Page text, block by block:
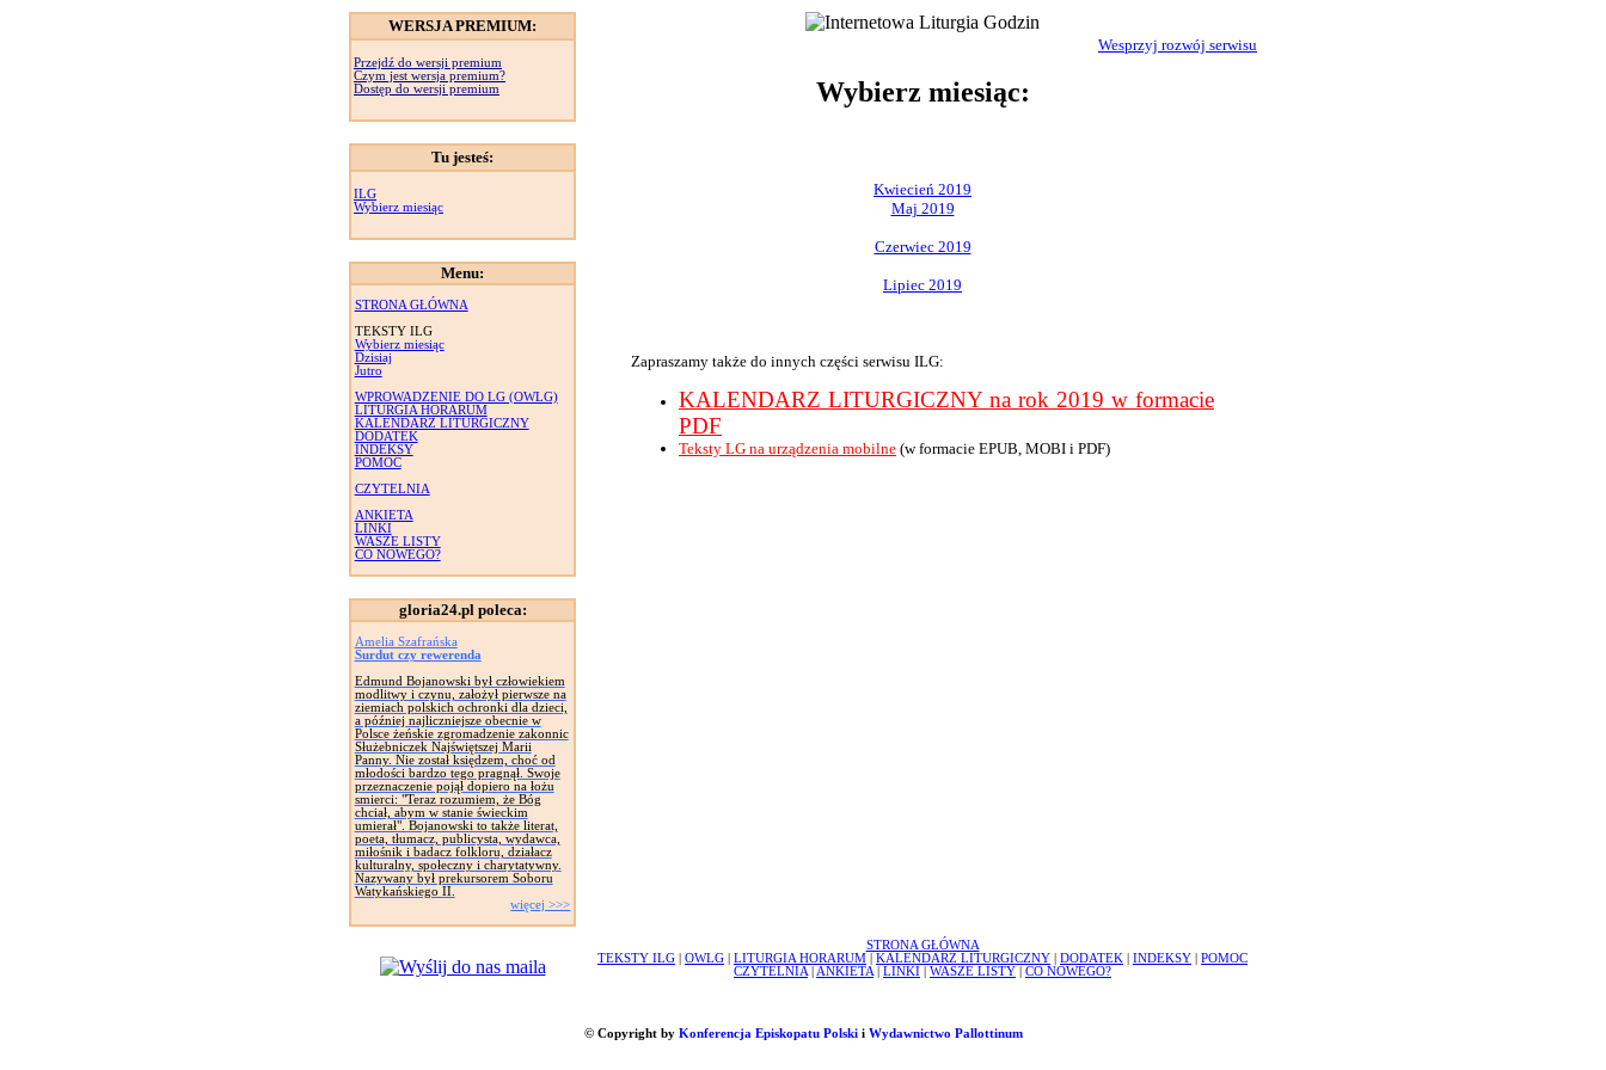
WERSJA PREMIUM:
Przejdź do wersji premium
Czym jest wersja premium?
Dostęp do wersji premium
Tu jesteś:
ILG
Wybierz miesiąc
Menu:
STRONA GŁÓWNA
TEKSTY ILG
Wybierz miesiąc
Dzisiaj
Jutro
WPROWADZENIE DO LG (OWLG)
LITURGIA HORARUM
KALENDARZ LITURGICZNY
DODATEK
INDEKSY
POMOC
CZYTELNIA
ANKIETA
LINKI
WASZE LISTY
CO NOWEGO?
gloria24.pl poleca:
Amelia Szafrańska
Surdut czy rewerenda
Edmund Bojanowski był człowiekiem
modlitwy i czynu, założył pierwsze na
ziemiach polskich ochronki dla dzieci,
a później najliczniejsze obecnie w
Polsce żeńskie zgromadzenie zakonnic
Służebniczek Najświętszej Marii
Panny. Nie został księdzem, choć od
młodości bardzo tego pragnął. Swoje
przeznaczenie pojął dopiero na łożu
smierci: "Teraz rozumiem, że Bóg
chciał, abym w stanie świeckim
umierał". Bojanowski to także literat,
poeta, tłumacz, publicysta, wydawca,
miłośnik i badacz folkloru, działacz
kulturalny, społeczny i charytatywny.
Nazywany był prekursorem Soboru
Watykańskiego II.
więcej >>>
Wesprzyj rozwój serwisu
Wybierz miesiąc:
Kwiecień 2019
Maj 2019
Czerwiec 2019
Lipiec 2019
Zapraszamy także do innych części serwisu ILG:
KALENDARZ LITURGICZNY na rok 2019 w formacie
PDF
Teksty LG na urządzenia mobilne (w formacie EPUB, MOBI i PDF)
STRONA GŁÓWNA
TEKSTY ILG
OWLG LITURGIA HORARUM KALENDARZ LITURGICZNY DODATEK INDEKSY
POMOC
CZYTELNIA
ANKIETA LINKI WASZE LISTY CO NOWEGO?
© Copyright by Konferencja Episkopatu Polskii Wydawnictwo Pallottinum